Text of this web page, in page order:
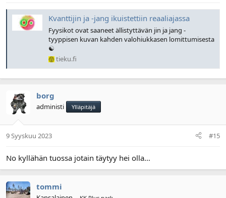
Kvanttijin ja -jang ikuistettiin reaaliajassa
Fyysikot ovat saaneet ällistyttävän jin ja jang -
tyyppisen kuvan kahden valohiukkasen lomittumisesta
☯️
tieku.fi
borg
administi Ylläpitäjä
9 Syyskuu 2023 #15
No kyllähän tuossa jotain täytyy hei olla…
tommi